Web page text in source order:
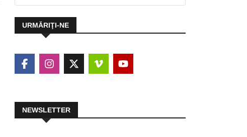
URMĂRIŢI-NE
NEWSLETTER